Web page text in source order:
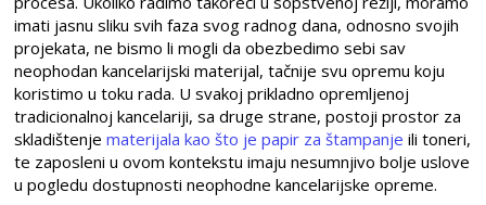
imati jasnu sliku svih faza svog radnog dana, odnosno svojih
projekata, ne bismo li mogli da obezbedimo sebi sav
neophodan kancelarijski materijal, tačnije svu opremu koju
koristimo u toku rada. U svakoj prikladno opremljenoj
tradicionalnoj kancelariji, sa druge strane, postoji prostor za
skladištenjematerijala kao što je papir za štampanje ili toneri,
te zaposleni u ovom kontekstu imaju nesumnjivo bolje uslove
u pogledu dostupnosti neophodne kancelarijske opreme.